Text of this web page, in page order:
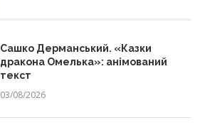
Сашко Дерманський. «Казки
дракона Омелька»: анімований
текст
03/08/2026